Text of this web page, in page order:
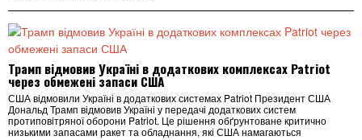
Трамп відмовив Україні в додаткових комплексах Patriot
через обмежені запаси США
США відмовили Україні в додаткових системах Patriot Президент США
Дональд Трамп відмовив Україні у передачі додаткових систем
протиповітряної оборони Patriot. Це рішення обґрунтоване критично
низькими запасами ракет та обладнання, які США намагаються